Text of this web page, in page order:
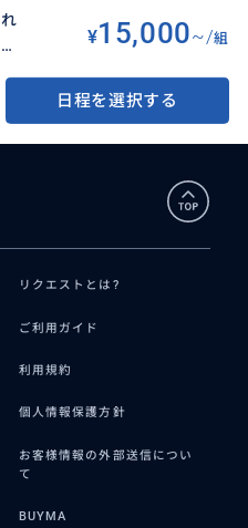
¥15,000~/組
日程を選択する
～♪ 6時間 3人まで同額 日本語ガイ
ル植物園 熱帯植物温室の観覧 同行
リクエストとは?
ご利用ガイド
利用規約
個人情報保護方針
お客様情報の外部送信につい
て
BUYMA